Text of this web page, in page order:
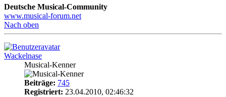
Deutsche Musical-Community
www.musical-forum.net
Nach oben
Wackelnase
Musical-Kenner
Beiträge: 745
Registriert: 23.04.2010, 02:46:32